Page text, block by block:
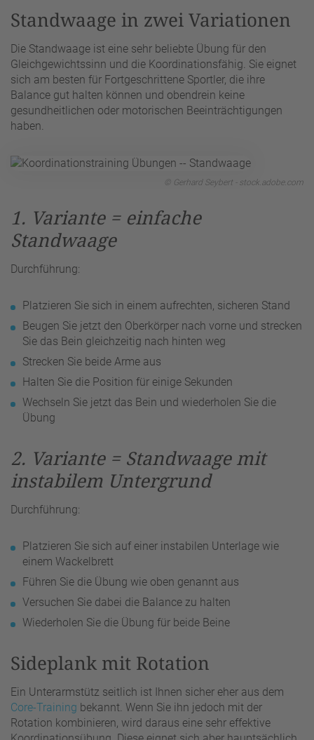
Standwaage in zwei Variationen
Die Standwaage ist eine sehr beliebte Übung für den
Gleichgewichtssinn und die Koordinationsfähig. Sie eignet
sich am besten für Fortgeschrittene Sportler, die ihre
Balance gut halten können und obendrein keine
gesundheitlichen oder motorischen Beeinträchtigungen
haben.
© Gerhard Seybert - stock.adobe.com
1. Variante = einfache
Standwaage
Durchführung:
Platzieren Sie sich in einem aufrechten, sicheren Stand
Beugen Sie jetzt den Oberkörper nach vorne und strecken
Sie das Bein gleichzeitig nach hinten weg
Strecken Sie beide Arme aus
Halten Sie die Position für einige Sekunden
Wechseln Sie jetzt das Bein und wiederholen Sie die
Übung
2. Variante = Standwaage mit
instabilem Untergrund
Durchführung:
Platzieren Sie sich auf einer instabilen Unterlage wie
einem Wackelbrett
Führen Sie die Übung wie oben genannt aus
Versuchen Sie dabei die Balance zu halten
Wiederholen Sie die Übung für beide Beine
Sideplank mit Rotation
Ein Unterarmstütz seitlich ist Ihnen sicher eher aus dem
Core-Training bekannt. Wenn Sie ihn jedoch mit der
Rotation kombinieren, wird daraus eine sehr effektive